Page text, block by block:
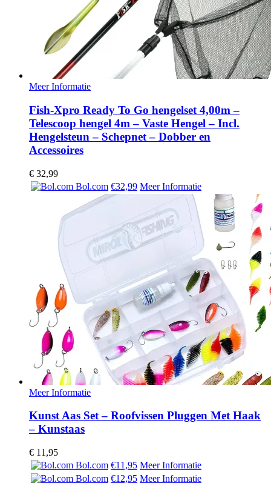
Meer Informatie
Fish-Xpro Ready To Go hengelset 4,00m –
Telescoop hengel 4m – Vaste Hengel – Incl.
Hengelsteun – Schepnet – Dobber en
Accessoires
€ 32,99
Bol.com €32,99 Meer Informatie
Meer Informatie
Kunst Aas Set – Roofvissen Pluggen Met Haak
– Kunstaas
€ 11,95
Bol.com €11,95 Meer Informatie
Bol.com €12,95 Meer Informatie